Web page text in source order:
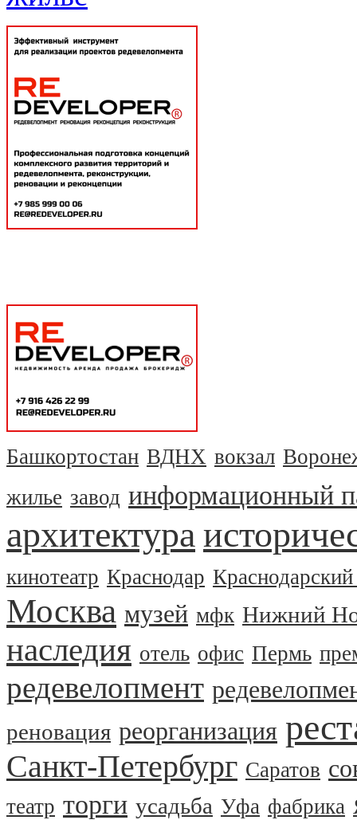
Башкортостан ВДНХ вокзал
жилье завод информационный
архитектура
кинотеатр Краснодар
Москва музей мфк Нижний
наследия отель офис Пермь
редевелопмент
реновация реорганизация
Санкт-Петербург Саратов
театр торги усадьба Уфа фабрика